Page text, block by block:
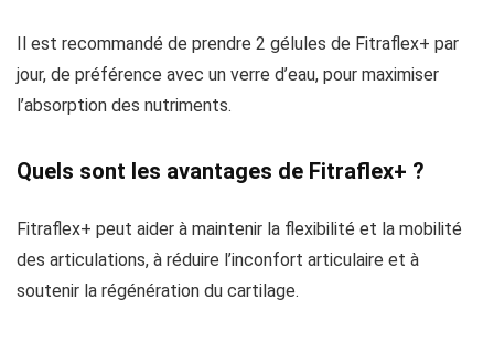
Il est recommandé de prendre 2 gélules de Fitraflex+ par
jour, de préférence avec un verre d’eau, pour maximiser
l’absorption des nutriments.
Quels sont les avantages de Fitraflex+ ?
Fitraflex+ peut aider à maintenir la flexibilité et la mobilité
des articulations, à réduire l’inconfort articulaire et à
soutenir la régénération du cartilage.